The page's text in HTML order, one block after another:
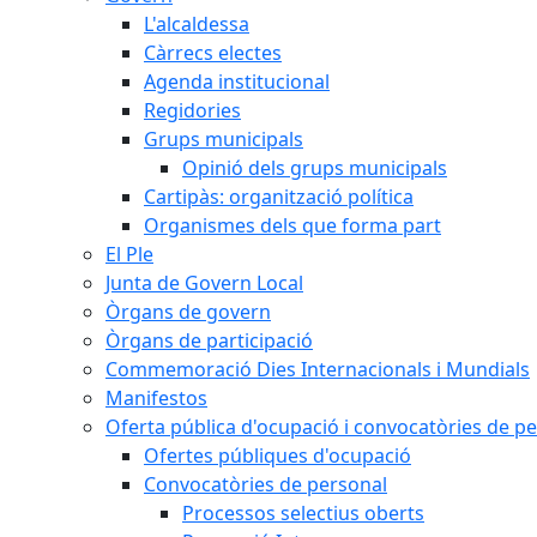
L'alcaldessa
Càrrecs electes
Agenda institucional
Regidories
Grups municipals
Opinió dels grups municipals
Cartipàs: organització política
Organismes dels que forma part
El Ple
Junta de Govern Local
Òrgans de govern
Òrgans de participació
Commemoració Dies Internacionals i Mundials
Manifestos
Oferta pública d'ocupació i convocatòries de
Ofertes públiques d'ocupació
Convocatòries de personal
Processos selectius oberts